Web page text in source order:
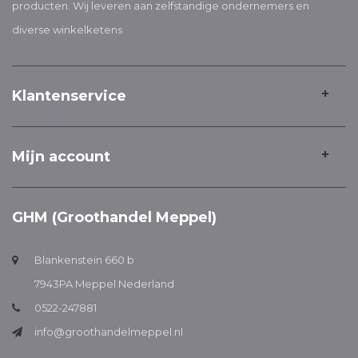
producten. Wij leveren aan zelfstandige ondernemers en
diverse winkelketens
Klantenservice
Mijn account
GHM (Groothandel Meppel)
Blankenstein 660 b
7943PA Meppel Nederland
0522-247881
info@groothandelmeppel.nl